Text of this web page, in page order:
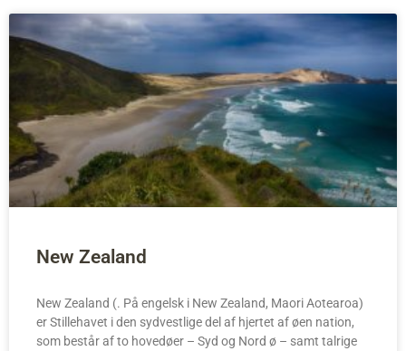
New Zealand
New Zealand (. På engelsk i New Zealand, Maori Aotearoa)
er Stillehavet i den sydvestlige del af hjertet af øen nation,
som består af to hovedøer – Syd og Nord ø – samt talrige